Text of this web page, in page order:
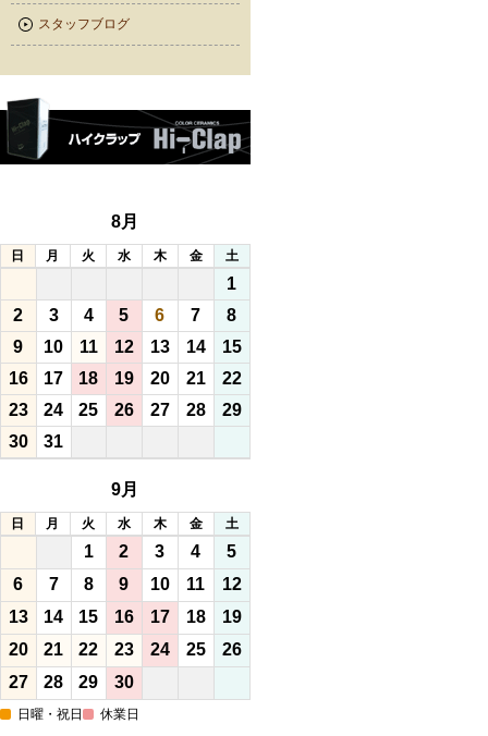
スタッフブログ
8月
日 月 火 水 木 金 土
1
2
3 4 5 6 7
8
9
10 11 12 13 14
15
16
17 18 19 20 21
22
23
24 25 26 27 28
29
30
31
9月
日 月 火 水 木 金 土
1 2 3 4
5
6
7 8 9 10 11
12
13
14 15 16 17 18
19
20
21 22 23 24 25
26
27
28 29 30
日曜・祝日 休業日